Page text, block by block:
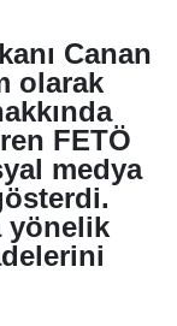
Canan
olarak
FETÖ
medya
yönelik